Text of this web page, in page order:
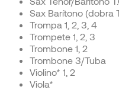
Sax Barítono (dobra
Trompa 1, 2, 3, 4
Trompete 1, 2, 3
Trombone 1, 2
Trombone 3/Tuba
Violino* 1, 2
Viola*